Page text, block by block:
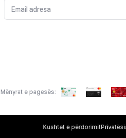
Mënyrat e pagesës:
Kushtet e përdorimit